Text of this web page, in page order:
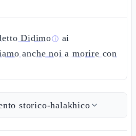
Didimoⓘ ai
anche noi a morire con
storico-halakhico